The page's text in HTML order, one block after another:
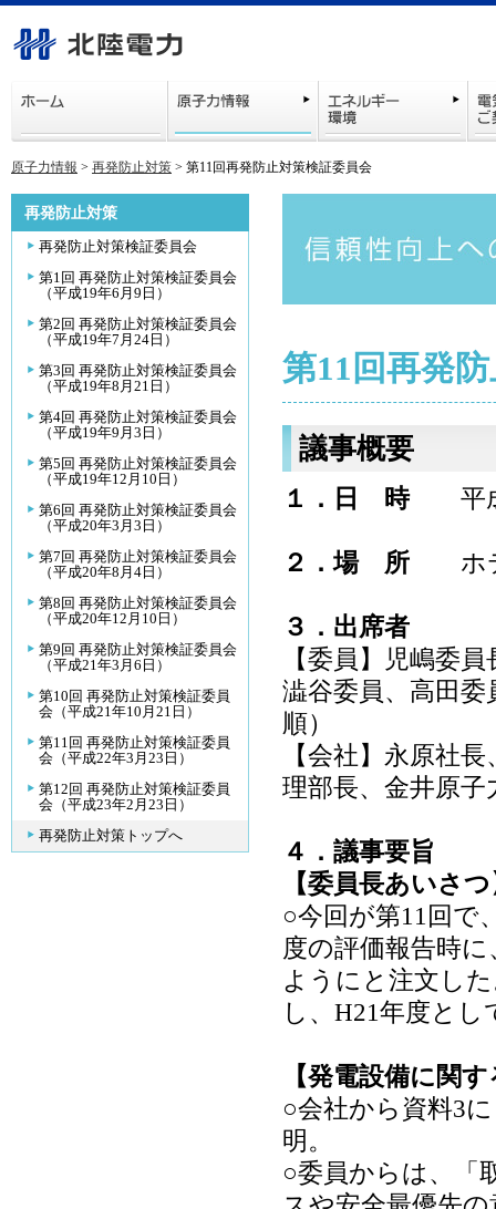
原子力情報 > 再発防止対策 > 第11回再発防止対策検証委員会
再発防止対策
再発防止対策検証委員会
第1回 再発防止対策検証委員会
（平成19年6月9日）
第2回 再発防止対策検証委員会
（平成19年7月24日）
第3回 再発防止対策検証委員会
（平成19年8月21日）
第4回 再発防止対策検証委員会
（平成19年9月3日）
第5回 再発防止対策検証委員会
（平成19年12月10日）
第6回 再発防止対策検証委員会
（平成20年3月3日）
第7回 再発防止対策検証委員会
（平成20年8月4日）
第8回 再発防止対策検証委員会
（平成20年12月10日）
第9回 再発防止対策検証委員会
（平成21年3月6日）
第10回 再発防止対策検証委員
会（平成21年10月21日）
第11回 再発防止対策検証委員
会（平成22年3月23日）
第12回 再発防止対策検証委員
会（平成23年2月23日）
再発防止対策トップへ
第11回再発
議事概要
１．日 時平成
２．場 所 ホテ
３．出席者
【委員】児嶋委
澁谷委員、高田委
【会社】永原社
理部長、金井原子
４．議事要旨
【委員長あいさ
○今回が第11回で
度の評価報告時
ようにと注文し
し、H21年度と
【発電設備に関
○会社から資料3
明。
○委員からは、「